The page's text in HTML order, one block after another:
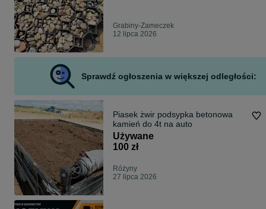
Grabiny-Zameczek
12 lipca 2026
Sprawdź ogłoszenia w większej odległości:
Piasek żwir podsypka betonowa
kamień do 4t na auto
Używane
100 zł
Różyny
27 lipca 2026